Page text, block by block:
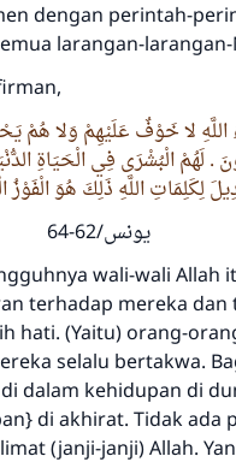
dengan perintah-
larangan-larangan-
اللَّهِ لا خَوْفٌ عَلَيْهِمْ وَلا هُمْ
. لَهُمْ الْبُشْرَى فِي الْحَيَاةِ
لِكَلِمَاتِ اللَّهِ ذَلِكَ هُوَ الْفَوْزُ
يونس/62-64
wali-wali Allah
terhadap mereka dan
hati. (Yaitu) orang-
selalu bertakwa.
dalam kehidupan di
di akhirat. Tidak ada
(janji-janji) Allah.